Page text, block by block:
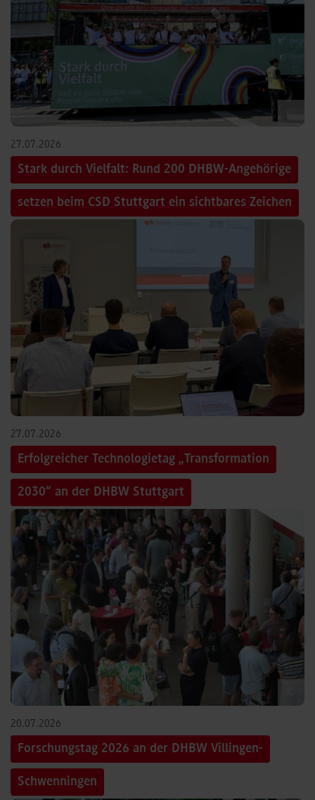
27.07.2026
Stark durch Vielfalt: Rund 200 DHBW-Angehörige
setzen beim CSD Stuttgart ein sichtbares Zeichen
27.07.2026
Erfolgreicher Technologietag „Transformation
2030“ an der DHBW Stuttgart
20.07.2026
Forschungstag 2026 an der DHBW Villingen-
Schwenningen